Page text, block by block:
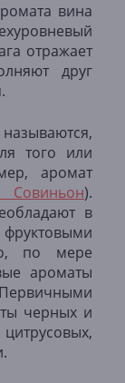
вина
отражает
друг
того или
аромат
Совиньон).
в
фруктовыми
по мере
ароматы
черных и